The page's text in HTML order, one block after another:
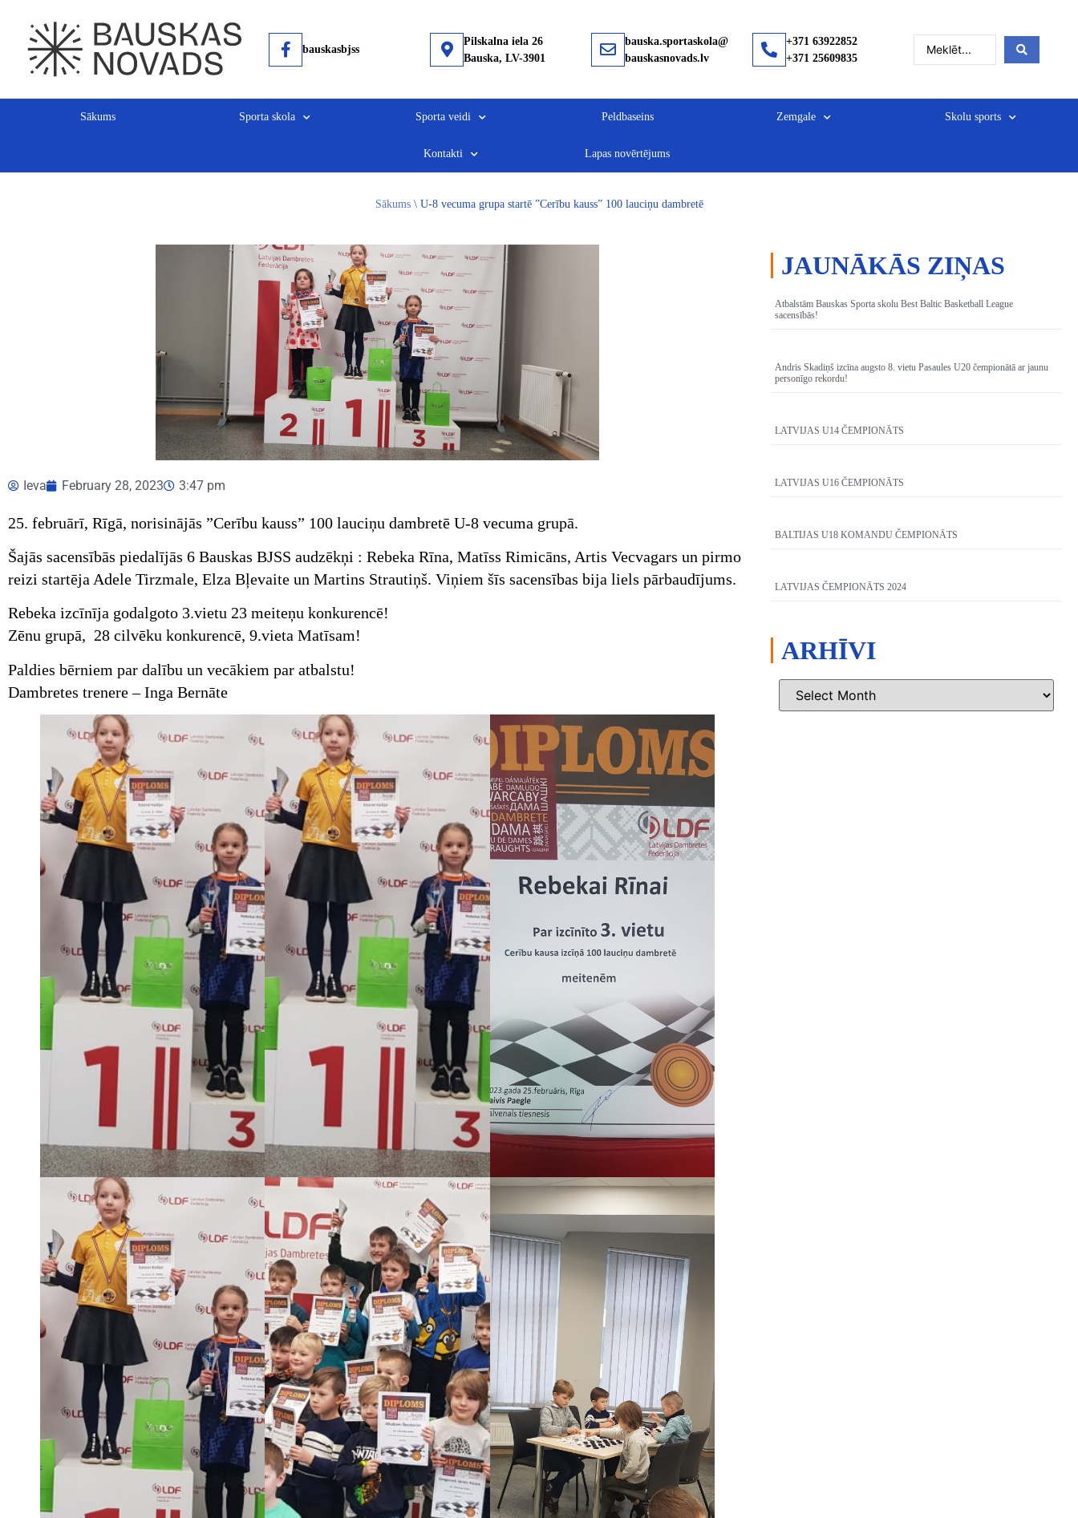
bauskasbjss
Pilskalna iela 26
Bauska, LV-3901
bauska.sportaskola@
bauskasnovads.lv
+371 63922852
+371 25609835
Sākums Sporta skola Sporta veidi Peldbaseins Zemgale Skolu sports
Kontakti Lapas novērtējums
Sākums\ U-8 vecuma grupa startē ”Cerību kauss” 100 lauciņu dambretē
Ieva February 28, 2023 3:47 pm
25. februārī, Rīgā, norisinājās ”Cerību kauss” 100 lauciņu dambretē U-8 vecuma grupā.
Šajās sacensībās piedalījās 6 Bauskas BJSS audzēkņi : Rebeka Rīna, Matīss Rimicāns, Artis Vecvagars un pirmo
reizi startēja Adele Tirzmale, Elza Bļevaite un Martins Strautiņš. Viņiem šīs sacensības bija liels pārbaudījums.
Rebeka izcīnīja godalgoto 3.vietu 23 meiteņu konkurencē!
Zēnu grupā, 28 cilvēku konkurencē, 9.vieta Matīsam!
Paldies bērniem par dalību un vecākiem par atbalstu!
Dambretes trenere – Inga Bernāte
JAUNĀKĀS ZIŅAS
Atbalstām Bauskas Sporta skolu Best Baltic Basketball League
sacensībās!
Andris Skadiņš izcīna augsto 8. vietu Pasaules U20 čempionātā ar jaunu
personīgo rekordu!
LATVIJAS U14 ČEMPIONĀTS
LATVIJAS U16 ČEMPIONĀTS
BALTIJAS U18 KOMANDU ČEMPIONĀTS
LATVIJAS ČEMPIONĀTS 2024
ARHĪVI